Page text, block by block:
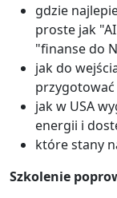
gdzie
proste jak
"finanse do
jak do
jak w USA
energii i
które stany
Szkolenie